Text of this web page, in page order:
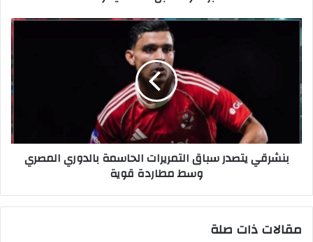
بنشرقي يتصدر سباق التمريرات الحاسمة بالدوري المصري
وسط مطاردة قوية
مقالات ذات صلة